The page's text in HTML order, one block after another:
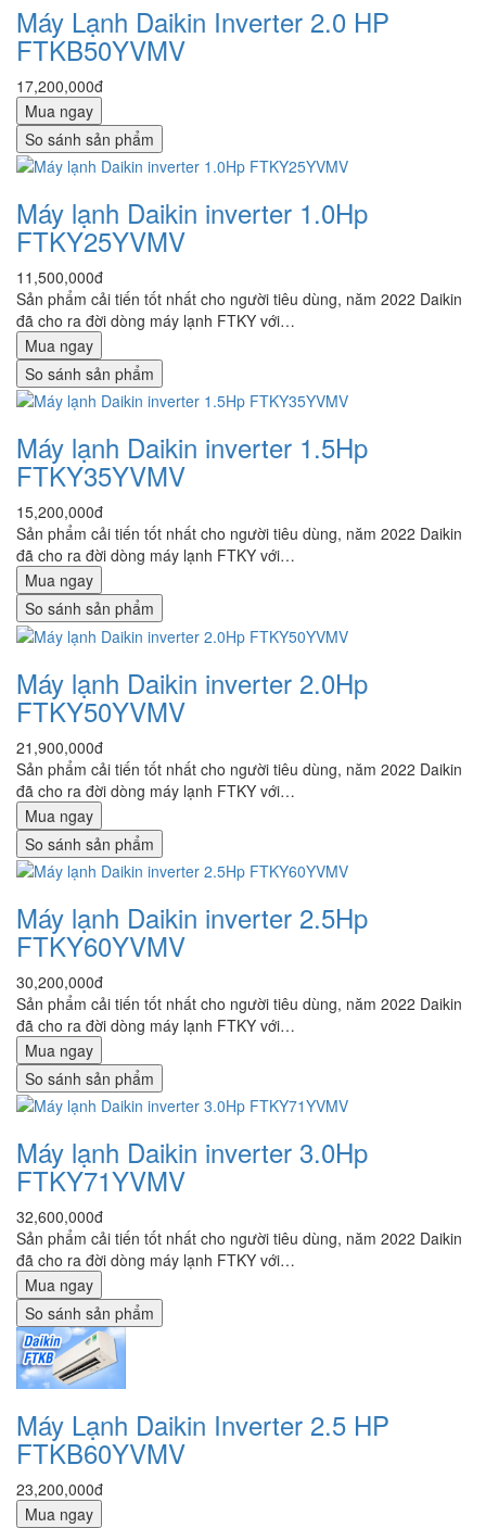
Máy Lạnh Daikin Inverter 2.0 HP
FTKB50YVMV
17,200,000đ
Mua ngay
So sánh sản phẩm
Máy lạnh Daikin inverter 1.0Hp
FTKY25YVMV
11,500,000đ
Sản phẩm cải tiến tốt nhất cho người tiêu dùng, năm 2022 Daikin
đã cho ra đời dòng máy lạnh FTKY với…
Mua ngay
So sánh sản phẩm
Máy lạnh Daikin inverter 1.5Hp
FTKY35YVMV
15,200,000đ
Sản phẩm cải tiến tốt nhất cho người tiêu dùng, năm 2022 Daikin
đã cho ra đời dòng máy lạnh FTKY với…
Mua ngay
So sánh sản phẩm
Máy lạnh Daikin inverter 2.0Hp
FTKY50YVMV
21,900,000đ
Sản phẩm cải tiến tốt nhất cho người tiêu dùng, năm 2022 Daikin
đã cho ra đời dòng máy lạnh FTKY với…
Mua ngay
So sánh sản phẩm
Máy lạnh Daikin inverter 2.5Hp
FTKY60YVMV
30,200,000đ
Sản phẩm cải tiến tốt nhất cho người tiêu dùng, năm 2022 Daikin
đã cho ra đời dòng máy lạnh FTKY với…
Mua ngay
So sánh sản phẩm
Máy lạnh Daikin inverter 3.0Hp
FTKY71YVMV
32,600,000đ
Sản phẩm cải tiến tốt nhất cho người tiêu dùng, năm 2022 Daikin
đã cho ra đời dòng máy lạnh FTKY với…
Mua ngay
So sánh sản phẩm
Máy Lạnh Daikin Inverter 2.5 HP
FTKB60YVMV
23,200,000đ
Mua ngay